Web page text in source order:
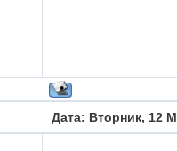
Дата: Вторник, 12